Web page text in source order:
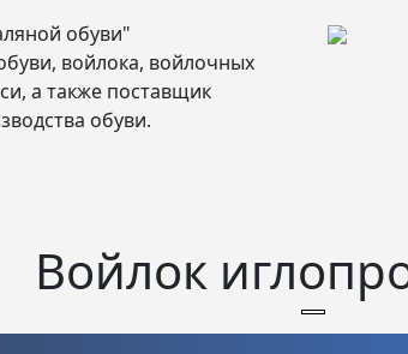
обуви"
войлока, войлочных
а также поставщик
обуви.
Войлок